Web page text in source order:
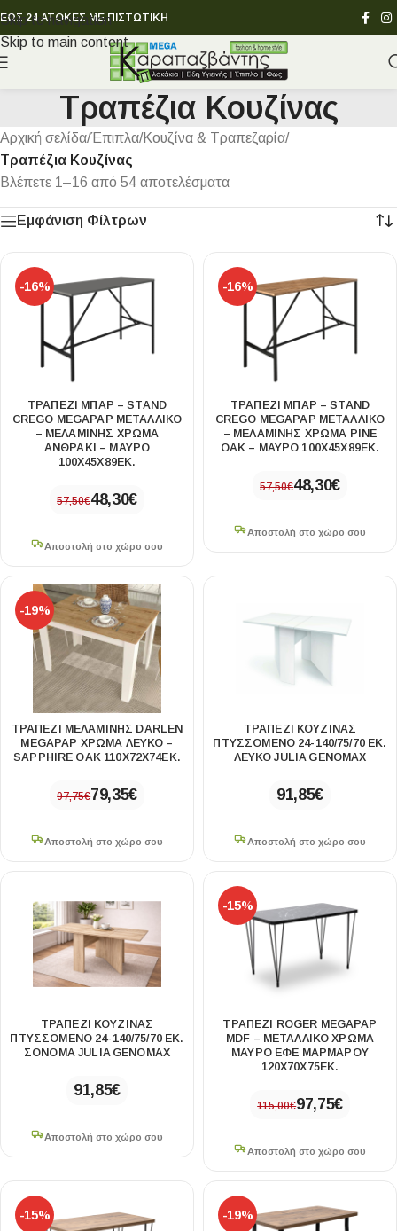
Skip to navigation
Skip to main content
ΕΩΣ 24 ΑΤΟΚΕΣ ΜΕ ΠΙΣΤΩΤΙΚΗ
Τραπέζια Κουζίνας
Αρχική σελίδα/Έπιπλα/Κουζίνα & Τραπεζαρία/
Τραπέζια Κουζίνας
Βλέπετε 1–16 από 54 αποτελέσματα
Εμφάνιση Φίλτρων
-16%
ΤΡΑΠΈΖΙ ΜΠΑΡ – STAND
CREGO MEGAPAP ΜΕΤΑΛΛΙΚΌ
– ΜΕΛΑΜΊΝΗΣ ΧΡΏΜΑ
ΑΝΘΡΑΚΊ – ΜΑΎΡΟ
100X45X89ΕΚ.
57,50€48,30€
Αποστολή στο χώρο σου
-16%
ΤΡΑΠΈΖΙ ΜΠΑΡ – STAND
CREGO MEGAPAP ΜΕΤΑΛΛΙΚΌ
– ΜΕΛΑΜΊΝΗΣ ΧΡΏΜΑ PINE
OAK – ΜΑΎΡΟ 100X45X89ΕΚ.
57,50€48,30€
Αποστολή στο χώρο σου
-19%
ΤΡΑΠΈΖΙ ΜΕΛΑΜΊΝΗΣ DARLEN
MEGAPAP ΧΡΏΜΑ ΛΕΥΚΌ –
SAPPHIRE OAK 110X72X74ΕΚ.
97,75€79,35€
Αποστολή στο χώρο σου
ΤΡΑΠΈΖΙ ΚΟΥΖΊΝΑΣ
ΠΤΥΣΣΌΜΕΝΟ 24-140/75/70 ΕΚ.
ΛΕΥΚΌ JULIA GENOMAX
91,85€
Αποστολή στο χώρο σου
ΤΡΑΠΈΖΙ ΚΟΥΖΊΝΑΣ
ΠΤΥΣΣΌΜΕΝΟ 24-140/75/70 ΕΚ.
ΣΌΝΟΜΑ JULIA GENOMAX
91,85€
Αποστολή στο χώρο σου
-15%
ΤΡΑΠΈΖΙ ROGER MEGAPAP
MDF – ΜΕΤΑΛΛΙΚΌ ΧΡΏΜΑ
ΜΑΎΡΟ ΕΦΈ ΜΑΡΜΆΡΟΥ
120X70X75ΕΚ.
115,00€97,75€
Αποστολή στο χώρο σου
-15% -19%